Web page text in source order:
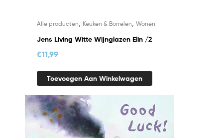
Alle producten Keuken & Borrelen Wonen
Jens Living Witte Wijnglazen Elin /2
€11,99
Toevoegen Aan Winkelwagen